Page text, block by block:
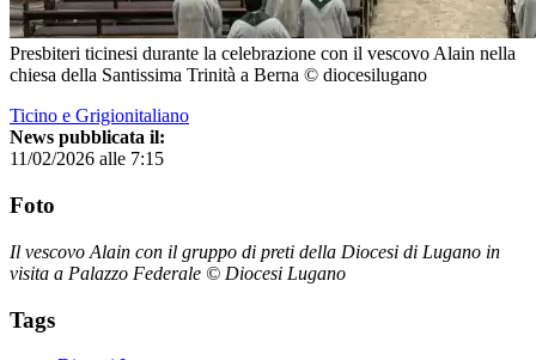
Presbiteri ticinesi durante la celebrazione con il vescovo Alain nella
chiesa della Santissima Trinità a Berna © diocesilugano
Ticino e Grigionitaliano
News pubblicata il:
11/02/2026 alle 7:15
Foto
Il vescovo Alain con il gruppo di preti della Diocesi di Lugano in
visita a Palazzo Federale © Diocesi Lugano
Tags